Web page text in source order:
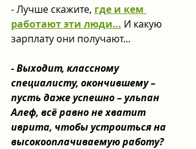
- Лучше скажите, где и кем
работают эти люди… И какую
зарплату они получают...
- Выходит, классному
специалисту, окончившему –
пусть даже успешно – ульпан
Алеф, всё равно не хватит
иврита, чтобы устроиться на
высокооплачиваемую работу?